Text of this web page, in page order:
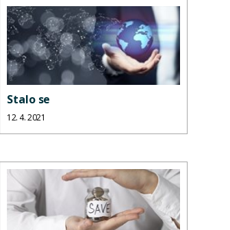
Stalo se
12. 4. 2021